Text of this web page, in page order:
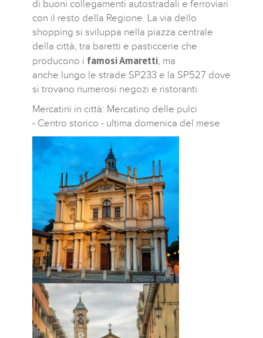
di buoni collegamenti autostradali e ferroviari
con il resto della Regione. La via dello
shopping si sviluppa nella piazza centrale
della città, tra baretti e pasticcerie che
producono i famosi Amaretti, ma
anche lungo le strade SP233 e la SP527 dove
si trovano numerosi negozi e ristoranti.
Mercatini in città: Mercatino delle pulci
- Centro storico - ultima domenica del mese